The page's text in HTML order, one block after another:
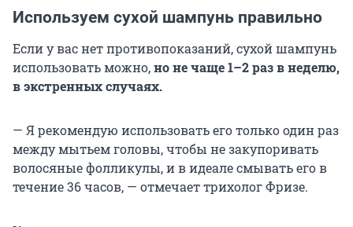
Используем сухой шампунь правильно
Если у вас нет противопоказаний, сухой шампунь
использовать можно,но не чаще 1–2 раз в неделю,
в экстренных случаях.
— Я рекомендую использовать его только один раз
между мытьем головы, чтобы не закупоривать
волосяные фолликулы, и в идеале смывать его в
течение 36 часов, — отмечает трихолог Фризе.